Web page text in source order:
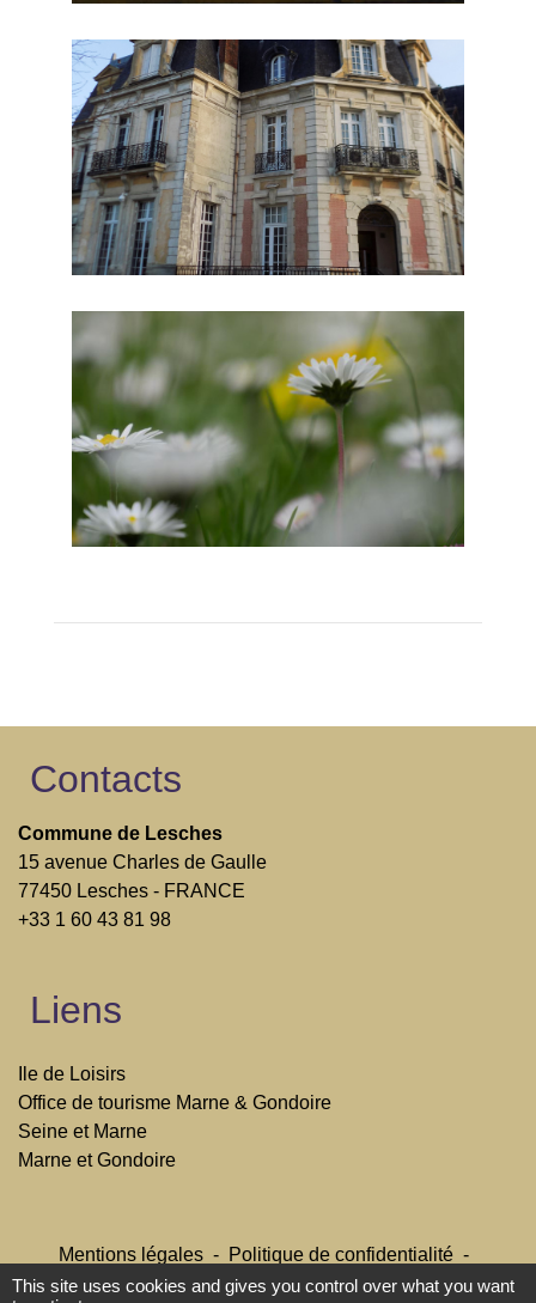
Contacts
Commune de Lesches
15 avenue Charles de Gaulle
77450 Lesches - FRANCE
+33 1 60 43 81 98
Liens
Ile de Loisirs
Office de tourisme Marne & Gondoire
Seine et Marne
Marne et Gondoire
Mentions légales - Politique de confidentialité -
Accessibilité - Plan du site - Gestion des cookies
This site uses cookies and gives you control over what you want